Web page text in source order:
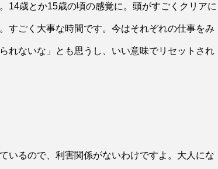
14歳とか15歳の頃の感覚に。頭がすごくクリアに
すごく大事な時間です。今はそれぞれの仕事をみ
れないな」とも思うし、いい意味でリセットされ
いるので、利害関係がないわけですよ。大人にな